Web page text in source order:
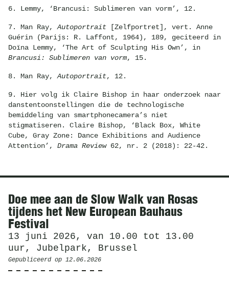
6. Lemmy, ‘Brancusi: Sublimeren van vorm’, 12.
7. Man Ray,Autoportrait[Zelfportret], vert. Anne
Guérin (Parijs: R. Laffont, 1964), 189, geciteerd in
Doïna Lemmy, ‘The Art of Sculpting His Own’, in
Brancusi: Sublimeren van vorm, 15.
8. Man Ray,Autoportrait, 12.
9. Hier volg ik Claire Bishop in haar onderzoek naar
danstentoonstellingen die de technologische
bemiddeling van smartphonecamera’s niet
stigmatiseren. Claire Bishop, ‘Black Box, White
Cube, Gray Zone: Dance Exhibitions and Audience
Attention’, Drama Review62, nr. 2 (2018): 22-42.
Nieuws
Doe mee aan de Slow Walk van Rosas
tijdens het New European Bauhaus
Festival
13 juni 2026, van 10.00 tot 13.00
uur, Jubelpark, Brussel
Gepubliceerd op 12.06.2026